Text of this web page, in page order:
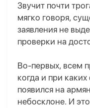
Звучит почти
мягко говоря,
заявления не
проверки на
Во-первых, всем
когда и при каких
появился на
небосклоне. И